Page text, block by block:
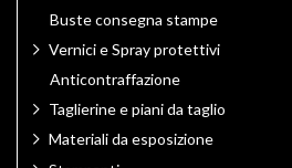
Buste consegna stampe
Vernici e Spray protettivi
Anticontraffazione
Taglierine e piani da taglio
Materiali da esposizione